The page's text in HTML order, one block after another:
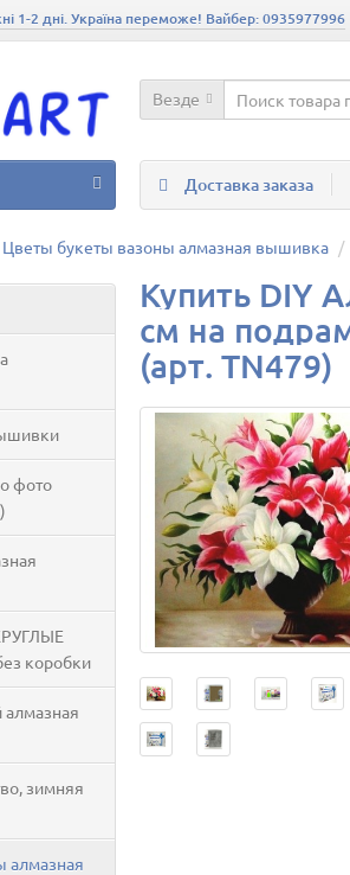
1-2 дні. Україна переможе! Вайбер: 0935977996
Везде
Доставка заказа
Цветы букеты вазоны алмазная вышивка
фото
коробки
алмазная
зимняя
алмазная
Купить DIY
см на
(арт. TN479)